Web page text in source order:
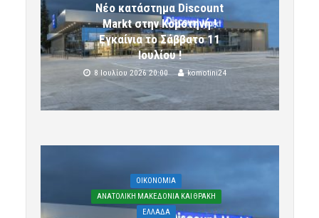
Νέο κατάστημα Discount
Markt στην Κομοτηνή !
Εγκαίνια το Σάββατο 11
Ιουλίου !
8 Ιουλίου 2026 20:00 komotini24
OIKONOMIA
ΑΝΑΤΟΛΙΚΗ ΜΑΚΕΔΟΝΙΑ ΚΑΙ ΘΡΑΚΗ
ΕΛΛΑΔΑ